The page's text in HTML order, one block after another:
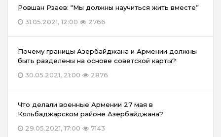
Ровшан Рзаев: “Мы должны научиться жить вместе”
31.05.2021, 12:00
2766
Почему границы Азербайджана и Армении должны
быть разделены на основе советской карты?
30.05.2021, 21:00
2876
Что делали военные Армении 27 мая в
Кяльбаджарском районе Азербайджана?
29.05.2021, 17:00
7143